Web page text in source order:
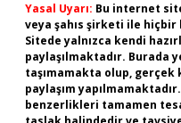
Yasal Uyarı: Bu internet
veya şahıs şirketi ile hiçbir
Sitede yalnızca kendi
paylaşılmaktadır. Burada
taşımamakta olup, gerçek
paylaşım
benzerlikleri tamamen